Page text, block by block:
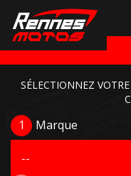
SÉLECTIONNEZ VOTRE
1 Marque